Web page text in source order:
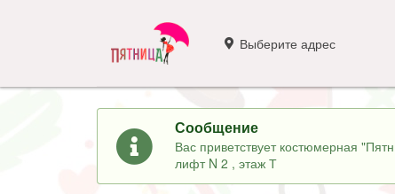
Выберите адрес
Сообщение
Вас приветствует костюмерная
лифт N 2 , этаж Т